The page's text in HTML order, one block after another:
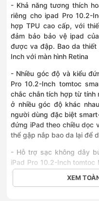
- Khả năng tương thích
riêng cho ipad Pro 10.2-
hợp TPU cao cấp, với
đảm bảo bảo vệ ipad
được va đập. Bao da thiết
Inch với màn hình Retina
- Nhiều góc độ và kiểu
Pro 10.2-Inch tomtoc
chắc chắn tích hợp từ tính
ở nhiều góc độ khác
người dùng đặc biệt
đứng iPad theo chiều dọc
thể gập nắp bao da lại để
- Hỗ trợ sạc không dây
iPad Pro 10.2-Inch
một khe từ tính để hỗ trợ
hệ 3 (Gen 3) tạo ra sự tiện
XEM